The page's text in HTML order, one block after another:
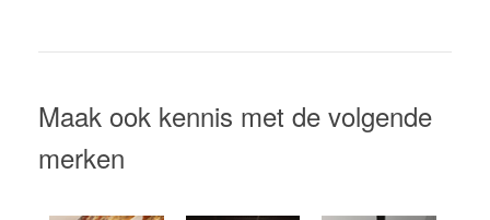
Maak ook kennis met de volgende
merken